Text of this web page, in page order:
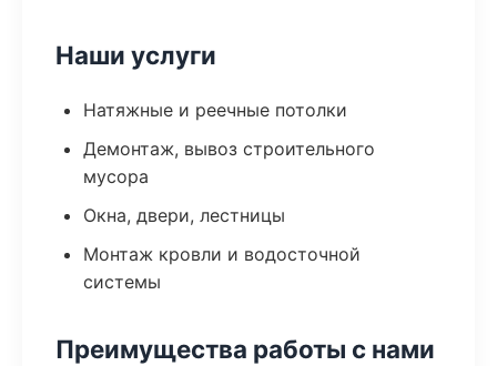
Наши услуги
Натяжные и реечные потолки
Демонтаж, вывоз строительного
мусора
Окна, двери, лестницы
Монтаж кровли и водосточной
системы
Преимущества работы с нами